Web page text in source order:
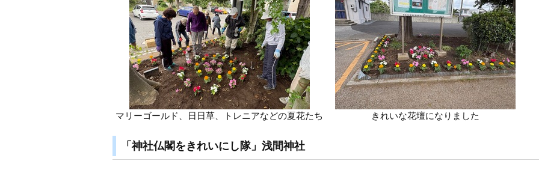
マリーゴールド、日日草、トレニアなどの夏花たち きれいな花壇になりました
「神社仏閣をきれいにし隊」浅間神社